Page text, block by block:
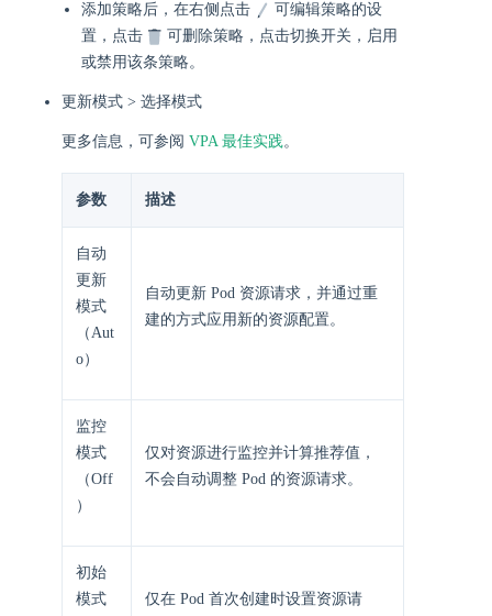
添加策略后，在右侧点击
可编辑策略的设
置，点击
可删除策略，点击切换开关，启用
或禁用该条策略。
更新模式 > 选择模式
更多信息，可参阅 VPA 最佳实践。
参数 描述
自动
更新
模式
（Aut
o）
自动更新 Pod 资源请求，并通过重
建的方式应用新的资源配置。
监控
模式
（Off
）
仅对资源进行监控并计算推荐值，
不会自动调整 Pod 的资源请求。
初始
模式
仅在 Pod 首次创建时设置资源请